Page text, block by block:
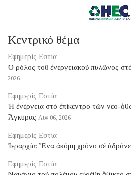
Κεντρικό θέμα
Εφημερίς Εστία
Ὁ ρόλος τοῦ ἐνεργειακοῦ πυλῶνος
2026
Εφημερίς Εστία
Ἡ ἐνέργεια στό ἐπίκεντρο τῶν νεο-
Ἄγκυρας Αυγ 06, 2026
Εφημερίς Εστία
Ἱεραρχία: Ἕνα ἀκόμη χρόνο σέ
Εφημερίς Εστία